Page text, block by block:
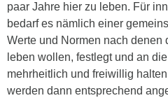
paar Jahre hier zu leben. Für
bedarf es nämlich einer
Werte und Normen nach denen
leben wollen, festlegt und an
mehrheitlich und freiwillig
werden dann entsprechend